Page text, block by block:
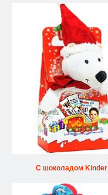
С шоколадом Kinder